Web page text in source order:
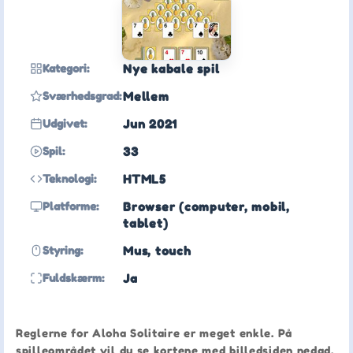
Kategori: Nye kabale spil
Sværhedsgrad:Mellem
Udgivet: Jun 2021
Spil: 33
Teknologi: HTML5
Platforme:
Browser (computer, mobil,
tablet)
Styring: Mus, touch
Fuldskærm: Ja
Reglerne for Aloha Solitaire er meget enkle. På
spilleområdet vil du se kortene med billedsiden nedad.